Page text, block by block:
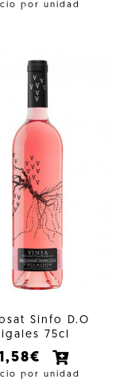
por unidad
Sinfo D.O
75cl
por unidad